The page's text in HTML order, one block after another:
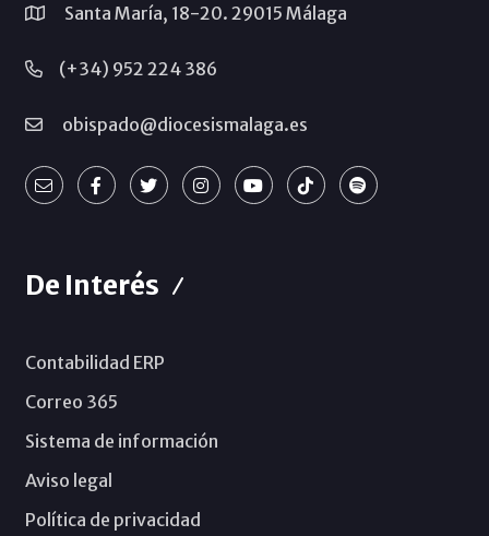
Santa María, 18-20. 29015 Málaga
(+34) 952 224 386
obispado@diocesismalaga.es
De Interés
Contabilidad ERP
Correo 365
Sistema de información
Aviso legal
Política de privacidad